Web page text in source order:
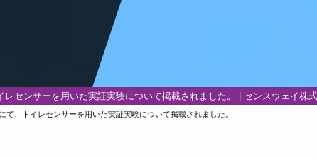
センサーを用いた実証実験について掲載されました。 | センスウェイ株
、トイレセンサーを用いた実証実験について掲載されました。